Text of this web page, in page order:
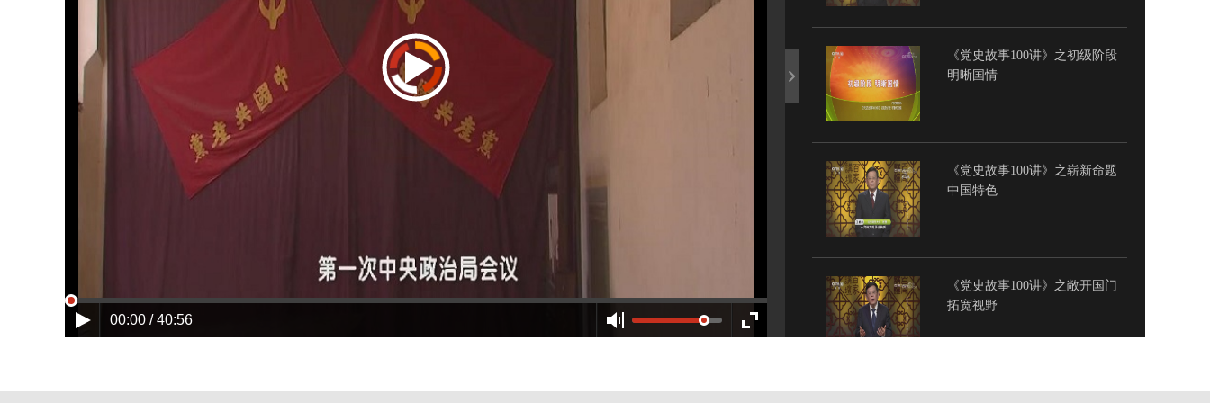
00:00 / 40:56
《党史故事100讲》之初级阶段
明晰国情
《党史故事100讲》之崭新命题
中国特色
《党史故事100讲》之敞开国门
拓宽视野